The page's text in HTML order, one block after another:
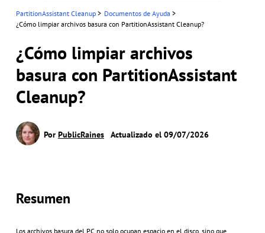
PartitionAssistant Cleanup> Documentos de Ayuda >
¿Cómo limpiar archivos basura con PartitionAssistant Cleanup?
¿Cómo limpiar archivos
basura con PartitionAssistant
Cleanup?
Por PublicRaines Actualizado el 09/07/2026
Resumen
Los archivos basura del PC no solo ocupan espacio en el disco, sino que